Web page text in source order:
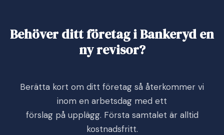
Behöver ditt företag i Bankeryd en
ny revisor?
Berätta kort om ditt företag så återkommer vi
inom en arbetsdag med ett
förslag på upplägg. Första samtalet är alltid
kostnadsfritt.